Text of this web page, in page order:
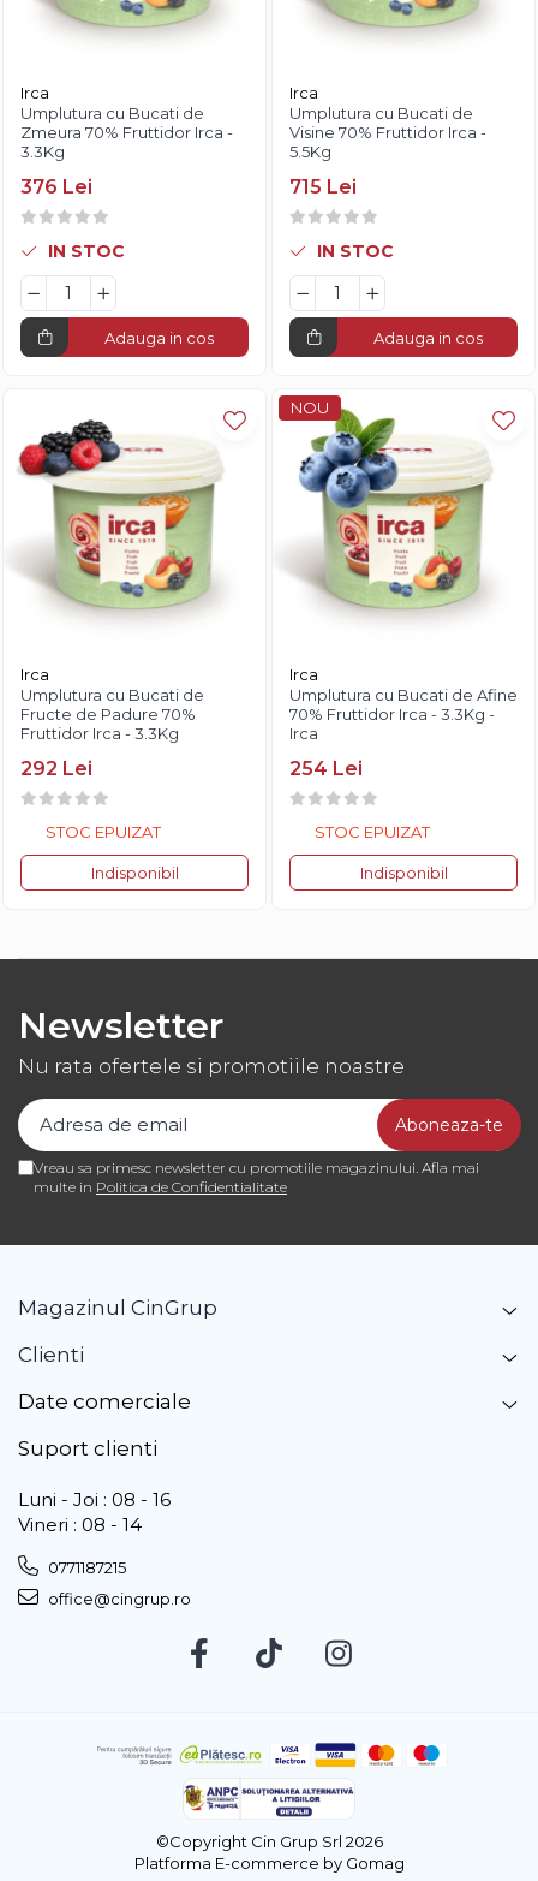
Irca
Umplutura cu Bucati de
Zmeura 70% Fruttidor Irca -
3.3Kg
376 Lei
IN STOC
Adauga in cos
Irca
Umplutura cu Bucati de
Visine 70% Fruttidor Irca -
5.5Kg
715 Lei
IN STOC
Adauga in cos
Irca
Umplutura cu Bucati de
Fructe de Padure 70%
Fruttidor Irca - 3.3Kg
292 Lei
STOC EPUIZAT
Indisponibil
NOU
Irca
Umplutura cu Bucati de Afine
70% Fruttidor Irca - 3.3Kg -
Irca
254 Lei
STOC EPUIZAT
Indisponibil
Newsletter
Nu rata ofertele si promotiile noastre
Vreau sa primesc newsletter cu promotiile magazinului. Afla mai
multe in Politica de Confidentialitate
Magazinul CinGrup
Clienti
Date comerciale
Suport clienti
Luni - Joi : 08 - 16
Vineri : 08 - 14
0771187215
office@cingrup.ro
©Copyright Cin Grup Srl 2026
Platforma E-commerce by Gomag